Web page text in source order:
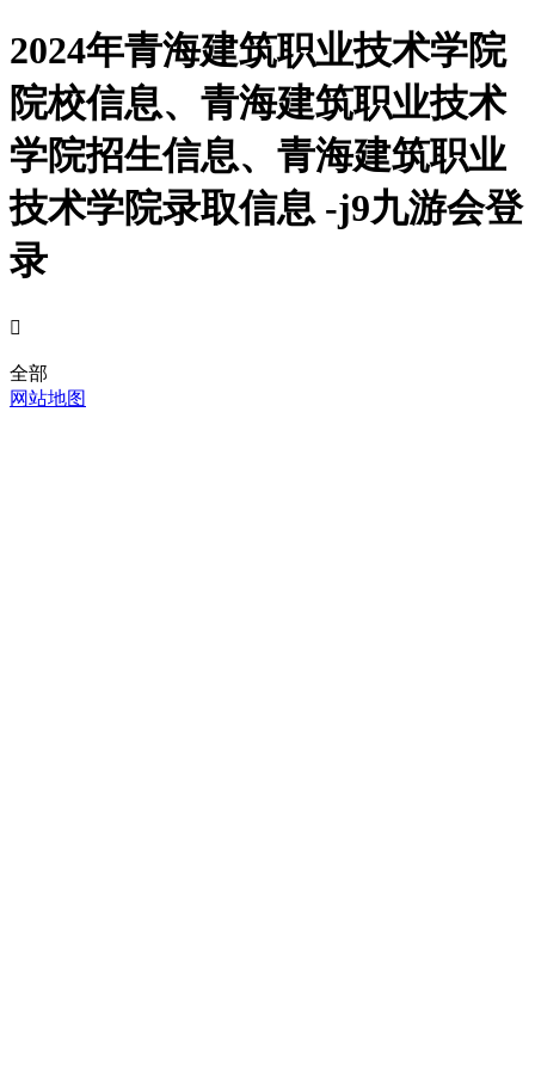
2024年青海建筑职业技术学院
院校信息、青海建筑职业技术
学院招生信息、青海建筑职业
技术学院录取信息 -j9九游会登
录

全部
网站地图